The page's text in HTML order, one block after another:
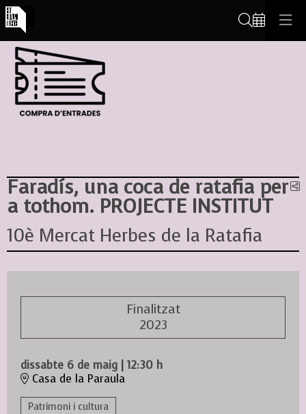
Faradís, una coca de ratafia per
a tothom. PROJECTE INSTITUT
10è Mercat Herbes de la Ratafia
Finalitzat
2023
dissabte 6 de maig | 12:30 h
Casa de la Paraula
Patrimoni i cultura